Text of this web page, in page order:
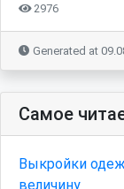
2976
Generated at
Самое
Выкройки
величину